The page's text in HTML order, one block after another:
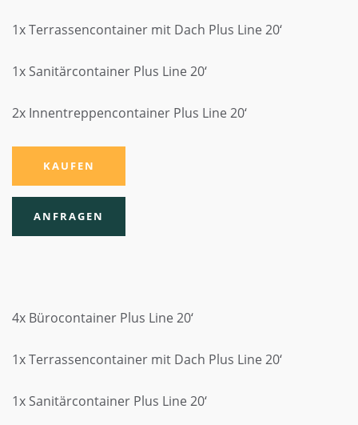
1x Terrassencontainer mit Dach Plus Line 20‘
1x Sanitärcontainer Plus Line 20‘
2x Innentreppencontainer Plus Line 20‘
KAUFEN
ANFRAGEN
4x Bürocontainer Plus Line 20‘
1x Terrassencontainer mit Dach Plus Line 20‘
1x Sanitärcontainer Plus Line 20‘